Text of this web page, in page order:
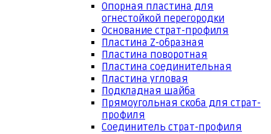
Опорная пластина для
огнестойкой перегородки
Основание страт-профиля
Пластина Z-образная
Пластина поворотная
Пластина соединительная
Пластина угловая
Подкладная шайба
Прямоугольная скоба для страт-
профиля
Соединитель страт-профиля